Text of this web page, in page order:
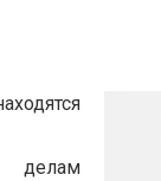
делам